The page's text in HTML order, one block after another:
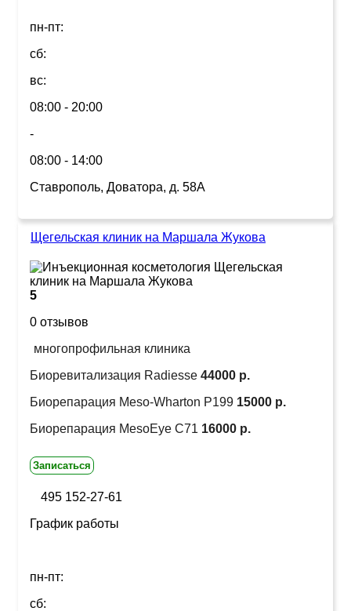
пн-пт:
сб:
вс:
08:00 - 20:00
-
08:00 - 14:00
Ставрополь, Доватора, д. 58А
Щегельская клиник на Маршала Жукова
5
0 отзывов
многопрофильная клиника
Биоревитализация Radiesse 44000 р.
Биорепарация Meso-Wharton P199 15000 р.
Биорепарация MesoEye C71 16000 р.
Записаться
495 152-27-61
График работы
пн-пт:
сб: